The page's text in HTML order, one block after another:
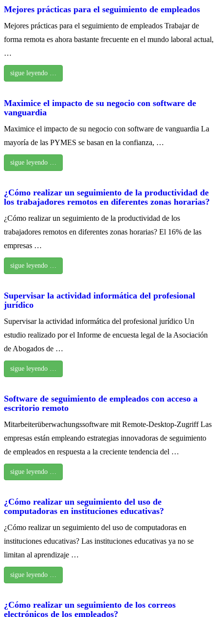
Mejores prácticas para el seguimiento de empleados
Mejores prácticas para el seguimiento de empleados Trabajar de
forma remota es ahora bastante frecuente en el mundo laboral actual,
…
sigue leyendo …
Maximice el impacto de su negocio con software de
vanguardia
Maximice el impacto de su negocio con software de vanguardia La
mayoría de las PYMES se basan en la confianza, …
sigue leyendo …
¿Cómo realizar un seguimiento de la productividad de
los trabajadores remotos en diferentes zonas horarias?
¿Cómo realizar un seguimiento de la productividad de los
trabajadores remotos en diferentes zonas horarias? El 16% de las
empresas …
sigue leyendo …
Supervisar la actividad informática del profesional
jurídico
Supervisar la actividad informática del profesional jurídico Un
estudio realizado por el Informe de encuesta legal de la Asociación
de Abogados de …
sigue leyendo …
Software de seguimiento de empleados con acceso a
escritorio remoto
Mitarbeiterüberwachungssoftware mit Remote-Desktop-Zugriff Las
empresas están empleando estrategias innovadoras de seguimiento
de empleados en respuesta a la creciente tendencia del …
sigue leyendo …
¿Cómo realizar un seguimiento del uso de
computadoras en instituciones educativas?
¿Cómo realizar un seguimiento del uso de computadoras en
instituciones educativas? Las instituciones educativas ya no se
limitan al aprendizaje …
sigue leyendo …
¿Cómo realizar un seguimiento de los correos
electrónicos de los empleados?